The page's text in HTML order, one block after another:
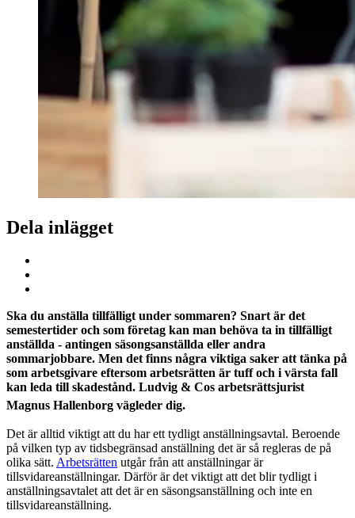
Dela inlägget
Ska du anställa tillfälligt under sommaren? Snart är det
semestertider och som företag kan man behöva ta in tillfälligt
anställda - antingen säsongsanställda eller andra
sommarjobbare. Men det finns några viktiga saker att tänka på
som arbetsgivare eftersom arbetsrätten är tuff och i värsta fall
kan leda till skadestånd. Ludvig & Cos arbetsrättsjurist
Magnus Hallenborg vägleder dig.
Det är alltid viktigt att du har ett tydligt anställningsavtal. Beroende
på vilken typ av tidsbegränsad anställning det är så regleras de på
olika sätt. Arbetsrätten utgår från att anställningar är
tillsvidareanställningar. Därför är det viktigt att det blir tydligt i
anställningsavtalet att det är en säsongsanställning och inte en
tillsvidareanställning.